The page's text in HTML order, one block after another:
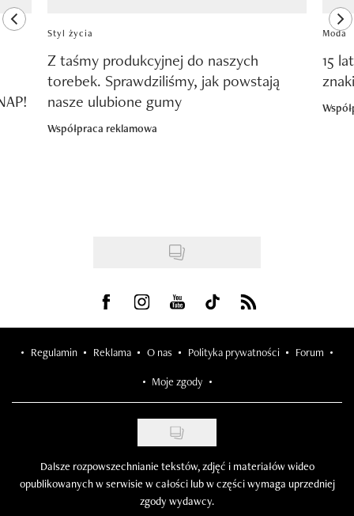
previous element
Styl życia
Z taśmy produkcyjnej do naszych
torebek. Sprawdziliśmy, jak powstają
nasze ulubione gumy
Współpraca reklamowa
Moda
15
Visit us on Facebook
Visit us on Instagram
Visit us on Youtube
Visit us on Tiktok
Visit us on Rss
Regulamin Reklama O nas Polityka prywatności Forum
Moje zgody
Dalsze rozpowszechnianie tekstów, zdjęć i materiałów wideo
opublikowanych w serwisie w całości lub w części wymaga uprzedniej
zgody wydawcy.